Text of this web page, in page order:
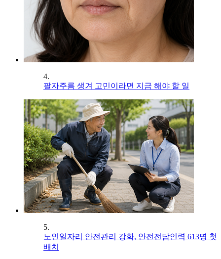
4.
팔자주름 생겨 고민이라면 지금 해야 할 일
5.
노인일자리 안전관리 강화, 안전전담인력 613명 첫
배치